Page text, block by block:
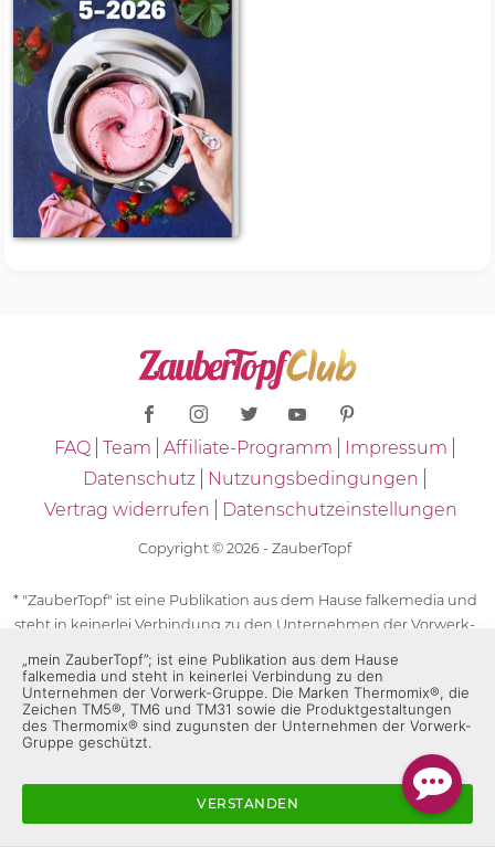
FAQ Team Affiliate-Programm
Impressum
Datenschutz
Nutzungsbedingungen
Vertrag widerrufen
Datenschutzeinstellungen
Copyright © 2026 - ZauberTopf
* "ZauberTopf" ist eine Publikation aus dem Hause falkemedia und
steht in keinerlei Verbindung zu den Unternehmen der Vorwerk-
des "Thermomix®" sind eingetragene Marken der Unternehmen
der Vorwerk-Gruppe. Die Marken Thermomix®, die Zeichen TM5®,
TM6 und TM31 sowie die Produktgestaltungen des Thermomix®
sind zugunsten der Unternehmen der Vorwerk-Gruppe
geschützt. Für die Rezeptangaben in "ZauberTopf" ist
ausschließlich falkemedia verantwortlich.
„mein ZauberTopf”; ist eine Publikation aus dem Hause
falkemedia und steht in keinerlei Verbindung zu den
Unternehmen der Vorwerk-Gruppe. Die Marken Thermomix®, die
Zeichen TM5®, TM6 und TM31 sowie die Produktgestaltungen
des Thermomix® sind zugunsten der Unternehmen der Vorwerk-
Gruppe geschützt.
VERSTANDEN